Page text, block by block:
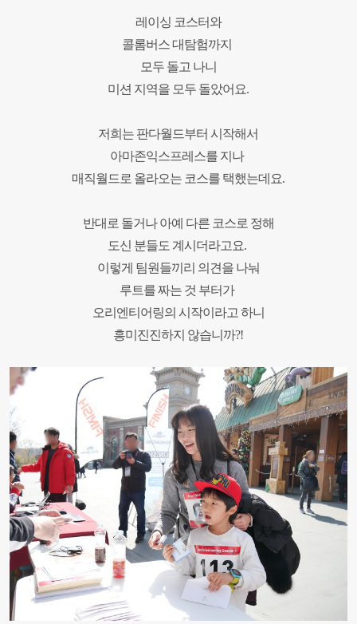
레이싱 코스터와
콜롬버스 대탐험까지
모두 돌고 나니
미션 지역을 모두 돌았어요.
저희는 판다월드부터 시작해서
아마존익스프레스를 지나
매직월드로 올라오는 코스를 택했는데요.
반대로 돌거나 아예 다른 코스로 정해
도신 분들도 계시더라고요.
이렇게 팀원들끼리 의견을 나눠
루트를 짜는 것 부터가
오리엔티어링의 시작이라고 하니
흥미진진하지 않습니까?!